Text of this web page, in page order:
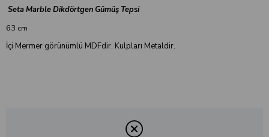
Seta Marble Dikdörtgen Gümüş Tepsi
63 cm
İçi Mermer görünümlü MDFdir. Kulpları Metaldir.